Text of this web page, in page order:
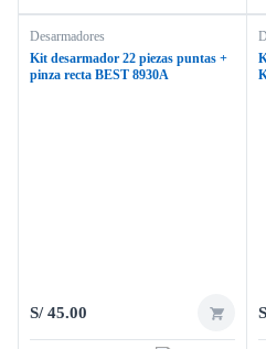
Desarmadores
Kit desarmador 22 piezas puntas +
pinza recta BEST 8930A
S/45.00